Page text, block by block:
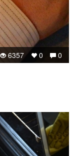
0
0
6357